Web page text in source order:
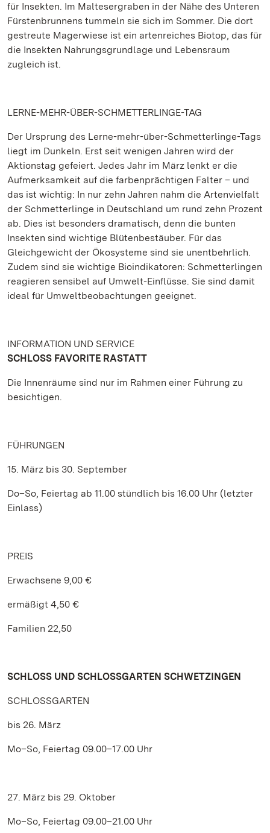
für Insekten. Im Maltesergraben in der Nähe des Unteren
Fürstenbrunnens tummeln sie sich im Sommer. Die dort
gestreute Magerwiese ist ein artenreiches Biotop, das für
die Insekten Nahrungsgrundlage und Lebensraum
zugleich ist.
LERNE-MEHR-ÜBER-SCHMETTERLINGE-TAG
Der Ursprung des Lerne-mehr-über-Schmetterlinge-Tags
liegt im Dunkeln. Erst seit wenigen Jahren wird der
Aktionstag gefeiert. Jedes Jahr im März lenkt er die
Aufmerksamkeit auf die farbenprächtigen Falter – und
das ist wichtig: In nur zehn Jahren nahm die Artenvielfalt
der Schmetterlinge in Deutschland um rund zehn Prozent
ab. Dies ist besonders dramatisch, denn die bunten
Insekten sind wichtige Blütenbestäuber. Für das
Gleichgewicht der Ökosysteme sind sie unentbehrlich.
Zudem sind sie wichtige Bioindikatoren: Schmetterlingen
reagieren sensibel auf Umwelt-Einflüsse. Sie sind damit
ideal für Umweltbeobachtungen geeignet.
INFORMATION UND SERVICE
SCHLOSS FAVORITE RASTATT
Die Innenräume sind nur im Rahmen einer Führung zu
besichtigen.
FÜHRUNGEN
15. März bis 30. September
Do–So, Feiertag ab 11.00 stündlich bis 16.00 Uhr (letzter
Einlass)
PREIS
Erwachsene 9,00 €
ermäßigt 4,50 €
Familien 22,50
SCHLOSS UND SCHLOSSGARTEN SCHWETZINGEN
SCHLOSSGARTEN
bis 26. März
Mo–So, Feiertag 09.00–17.00 Uhr
27. März bis 29. Oktober
Mo–So, Feiertag 09.00–21.00 Uhr